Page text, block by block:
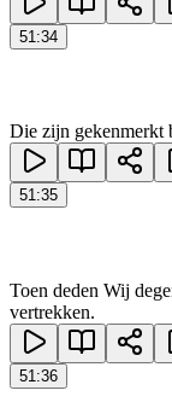
51:34
Die zijn gekenmerkt
51:35
Toen deden Wij
vertrekken.
51:36